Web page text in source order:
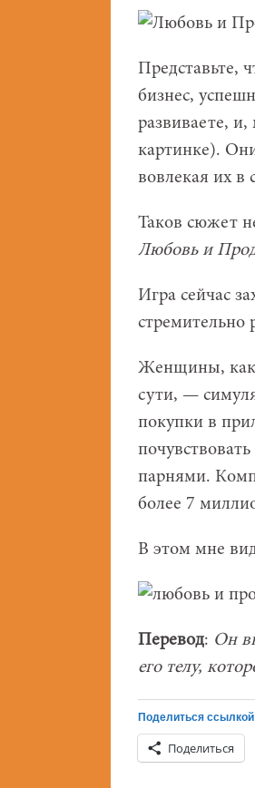
Представьте,
бизнес,
развиваете,
картинке).
вовлекая их в
Таков сюжет
Любовь и
Игра сейчас
стремительно
Женщины, как
сути, —
покупки в
парнями.
более 7
В этом мне
Перевод: Он
его телу,
Поделиться
Поделиться